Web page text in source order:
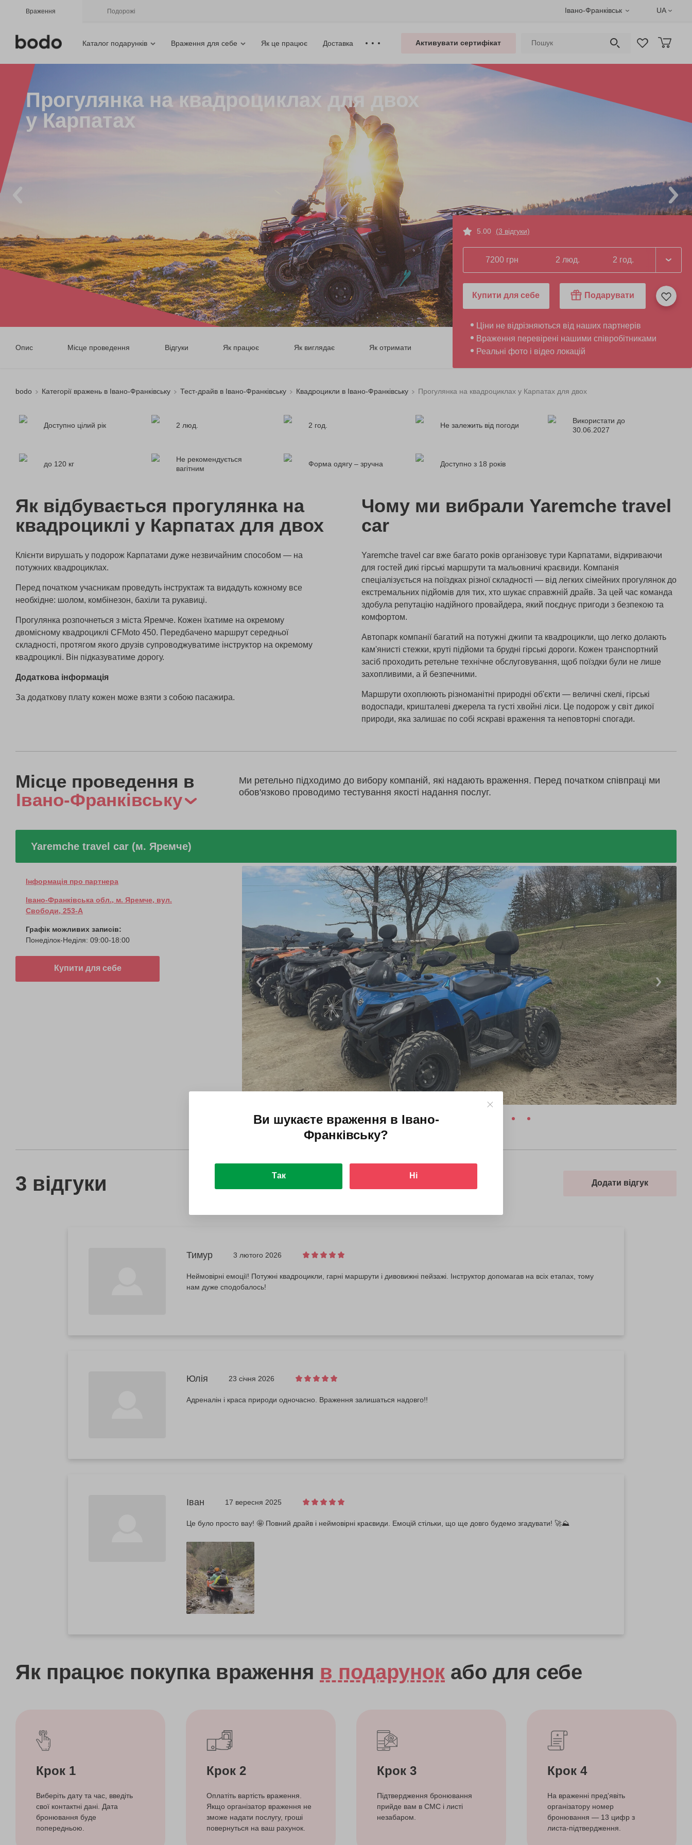
Враження Подорожі Івано-Франківськ UA
Каталог подарунків Враження для себе Як це працює Доставка Активувати сертифікат
Прогулянка на квадроциклах для двох
у Карпатах
Опис Місце проведення Відгуки Як працює Як виглядає Як отримати
5.00 (3 відгуки)
7200 грн 2 люд. 2 год.
Купити для себе Подарувати
Ціни не відрізняються від наших партнерів
Враження перевірені нашими співробітниками
Реальні фото і відео локацій
bodo Категорії вражень в Івано-Франківську Тест-драйв в Івано-Франківську Квадроцикли в Івано-Франківську Прогулянка на квадроциклах у Карпатах для двох
Доступно цілий рік 2 люд. 2 год. Не залежить від погоди
Використати до
30.06.2027
до 120 кг
Не рекомендується
вагітним
Форма одягу – зручна Доступно з 18 років
Як відбувається прогулянка на
квадроциклі у Карпатах для двох
Клієнти вирушать у подорож Карпатами дуже незвичайним способом — на
потужних квадроциклах.
Перед початком учасникам проведуть інструктаж та видадуть кожному все
необхідне: шолом, комбінезон, бахіли та рукавиці.
Прогулянка розпочнеться з міста Яремче. Кожен їхатиме на окремому
двомісному квадроциклі CFMoto 450. Передбачено маршрут середньої
складності, протягом якого друзів супроводжуватиме інструктор на окремому
квадроциклі. Він підказуватиме дорогу.
Додаткова інформація
За додаткову плату кожен може взяти з собою пасажира.
Чому ми вибрали Yaremche travel
car
Yaremche travel car вже багато років організовує тури Карпатами, відкриваючи
для гостей дикі гірські маршрути та мальовничі краєвиди. Компанія
спеціалізується на поїздках різної складності — від легких сімейних прогулянок до
екстремальних підйомів для тих, хто шукає справжній драйв. За цей час команда
здобула репутацію надійного провайдера, який поєднує пригоди з безпекою та
комфортом.
Автопарк компанії багатий на потужні джипи та квадроцикли, що легко долають
кам'янисті стежки, круті підйоми та брудні гірські дороги. Кожен транспортний
засіб проходить ретельне технічне обслуговування, щоб поїздки були не лише
захопливими, а й безпечними.
Маршрути охоплюють різноманітні природні об'єкти — величні скелі, гірські
водоспади, кришталеві джерела та густі хвойні ліси. Це подорож у світ дикої
природи, яка залишає по собі яскраві враження та неповторні спогади.
Місце проведення в
Івано-Франківську
Ми ретельно підходимо до вибору компаній, які надають враження. Перед початком співпраці ми
обов'язково проводимо тестування якості надання послуг.
Yaremche travel car (м. Яремче)
Інформація про партнера
Івано-Франківська обл., м. Яремче, вул.
Свободи, 253-А
Графік можливих записів:
Понеділок-Неділя: 09:00-18:00
Купити для себе
3 відгуки Додати відгук
Тимур 3 лютого 2026
Неймовірні емоції! Потужні квадроцикли, гарні маршрути і дивовижні пейзажі. Інструктор допомагав на всіх етапах, тому
нам дуже сподобалось!
Юлія 23 січня 2026
Адреналін і краса природи одночасно. Враження залишаться надовго!!
Іван 17 вересня 2025
Це було просто вау! 🤩 Повний драйв і неймовірні краєвиди. Емоцій стільки, що ще довго будемо згадувати! 🚀⛰️
Як працює покупка враження в подарунок або для себе
Крок 1
Виберіть дату та час, введіть
свої контактні дані. Дата
бронювання буде
попередньою.
Крок 2
Оплатіть вартість враження.
Якщо організатор враження не
зможе надати послугу, гроші
повернуться на ваш рахунок.
Крок 3
Підтвердження бронювання
прийде вам в СМС і листі
незабаром.
Крок 4
На враженні пред'явіть
організатору номер
бронювання — 13 цифр з
листа-підтвердження.
Ви шукаєте враження в Івано-
Франківську?
Так Ні